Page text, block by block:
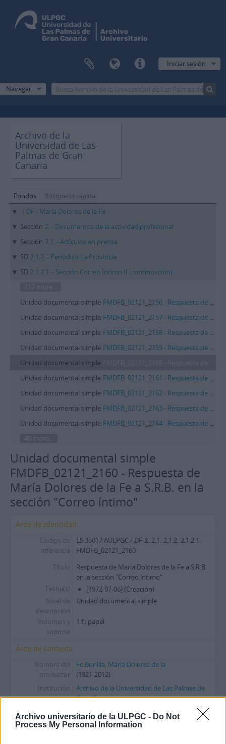
Archivo universitario de la ULPGC - Do Not
Process My Personal Information
Iniciar sesión
Navegar
Archivo de la
Universidad de Las
Palmas de Gran
Canaria
Fondos
Búsqueda rápida
/ DF - María Dolores de la Fe
Sección 2. - Documentos de la actividad profesional
Sección 2.1. - Artículos en prensa
SD 2.1.2. - Periódico La Provincia
SD 2.1.2.1. - Sección Correo Íntimo II (continuación)
Unidad documental simple FMDFB_02121_2156 - Respuesta de María Dolores de la Fe a un chico suizo (Franz Auf der Maur) en la sección "Correo íntimo"
Unidad documental simple FMDFB_02121_2157 - Respuesta de María Dolores de la Fe a Lily (P. Martín) en la sección "Correo íntimo"
Unidad documental simple FMDFB_02121_2158 - Respuesta de María Dolores de la Fe a Mirando al mar en la sección "Correo íntimo"
Unidad documental simple FMDFB_02121_2159 - Respuesta de María Dolores de la Fe a Morenita [Alicia González Pons]. en la sección "Correo íntimo"
Unidad documental simple
Unidad documental simple FMDFB_02121_2161 - Respuesta de María Dolores de la Fe para El Tigre de La Laguna
Unidad documental simple FMDFB_02121_2162 - Respuesta de María Dolores de la Fe a dos remitentes en la sección "Correo íntimo"
Unidad documental simple FMDFB_02121_2163 - Respuesta de María Dolores de la Fe a D.G.B. en la sección "Correo íntimo"
Unidad documental simple FMDFB_02121_2164 - Respuesta de María Dolores de la Fe a Otro caso de soledad (José Luis Abarca Garro). en la sección "Correo íntimo"
Unidad documental simple
FMDFB_02121_2160 - Respuesta de
María Dolores de la Fe a S.R.B. en la
sección "Correo íntimo"
Área de identidad
Código de
referencia
ES 35017 AULPGC / DF-2.-2.1.-2.1.2.-2.1.2.1.-
FMDFB_02121_2160
Título
Respuesta de María Dolores de la Fe a S.R.B.
en la sección "Correo íntimo"
Fecha(s)
[1972-07-06] (Creación)
Nivel de
descripción
Unidad documental simple
Volumen y
soporte
1 f.; papel
Área de contexto
Nombre del
productor
Fe Bonilla, María Dolores de la
(1921-2012)
Institución
archivística
Archivo de la Universidad de Las Palmas de
Gran Canaria
Historia
archivística
María Dolores de la Fe Bonilla (Las Palmas de
Gran Canaria, 05 de septiembre de1921 – 11